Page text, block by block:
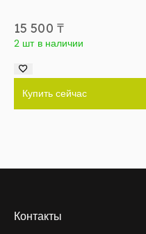
15 500 ₸
2 шт в наличии
Купить сейчас
Контакты